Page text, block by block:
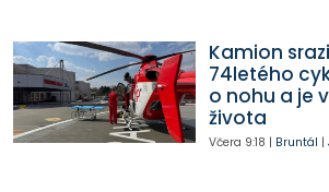
Kamion
74letého
o nohu a je
života
Včera 9:18 | Bruntál |